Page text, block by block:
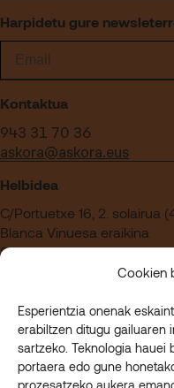
Cookien
Esperientzia onenak
erabiltzen ditugu gailuaren
sartzeko. Teknologia hauei
portaera edo gune
prozesatzeko aukera
Harpidetu gure
Kontaktua
943 31 70 36
askora@askora.eus
Helbidea
C/Portuetxe 16, 2. solairua
Blanca Vinuesa eraikina
20018 Donostia – Gipuzkoa
Askoran lan egin nahi
Sartu gure enplegu